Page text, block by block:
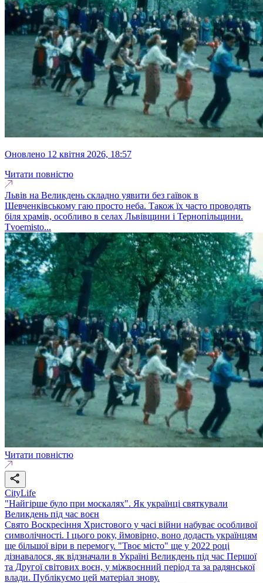
оновлено 12 квітня 2026, 18:57
Читати повністю
Львів на Великдень складно уявити без гаївок в
Шевченківському гаю просто неба. Також їх часто проводять
біля храмів, особливо в селах Львівщини і Тернопільщини.
Tvoemisto...
Читати повністю
CityLife
"Найгірше було при москалях". Як українці святкували
Великдень під час воєн
Свято Воскресіння Христового у часі війни набуває особливої
символічності. І цього року, ймовірно, воно додасть українцям
ще більшої віри в перемогу. "Твоє місто" ще у 2022 році
дізнавалося, як відзначали в Україні Великдень під час Першої
та Другої світових воєн, у міжвоєнний період та за радянської
влади. Публікуємо цей матеріал знову.